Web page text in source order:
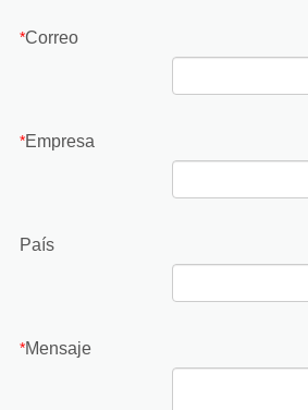
*Correo
*Empresa
País
*Mensaje